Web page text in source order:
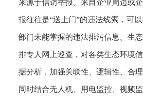
来源于信访举报。来自企业周边或
报往往是“送上门”的违法线索，可
部门未能掌握的违法排污信息。生
排专人网上巡查，对各类生态环境
据分析，加强关联性、逻辑性、合
同时结合无人机、用电监控、视频